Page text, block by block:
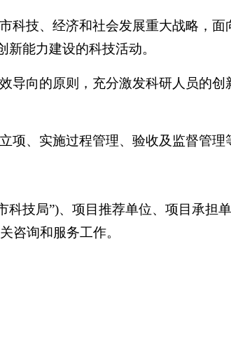
技、经济和社会发展重大战略，
能力建设的科技活动。
向的原则，充分激发科研人员的创
、实施过程管理、验收及监督管理
技局”)、项目推荐单位、项目承担
咨询和服务工作。